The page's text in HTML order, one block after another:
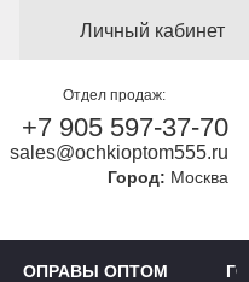
Личный кабинет
Отдел продаж:
+7 905 597-37-70
sales@ochkioptom555.ru
Город: Москва
ОПРАВЫ ОПТОМ